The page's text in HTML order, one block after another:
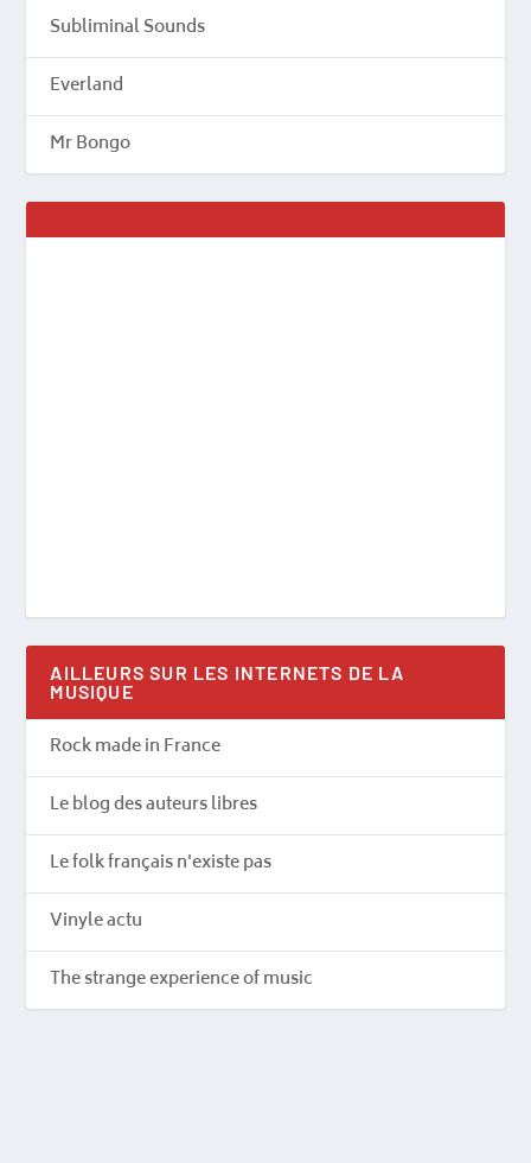
Subliminal Sounds
Everland
Mr Bongo
AILLEURS SUR LES INTERNETS DE LA
MUSIQUE
Rock made in France
Le blog des auteurs libres
Le folk français n'existe pas
Vinyle actu
The strange experience of music